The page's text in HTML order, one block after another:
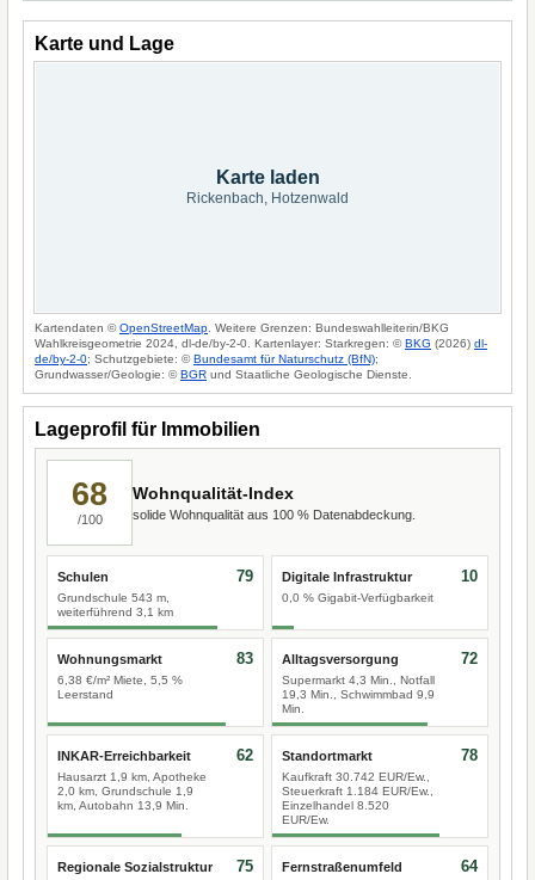
Karte und Lage
Karte laden
Rickenbach, Hotzenwald
Kartendaten ©OpenStreetMap . Weitere Grenzen: Bundeswahlleiterin/BKG
Wahlkreisgeometrie 2024, dl-de/by-2-0. Kartenlayer: Starkregen: ©BKG (2026) dl-
de/by-2-0; Schutzgebiete: ©Bundesamt für Naturschutz (BfN);
Grundwasser/Geologie: ©BGR und Staatliche Geologische Dienste.
Lageprofil für Immobilien
68
/100
Wohnqualität-Index
solide Wohnqualität aus 100 % Datenabdeckung.
Schulen
Grundschule 543 m,
weiterführend 3,1 km
79 Digitale Infrastruktur
0,0 % Gigabit-Verfügbarkeit
10
Wohnungsmarkt
6,38 €/m² Miete, 5,5 %
Leerstand
83 Alltagsversorgung
Supermarkt 4,3 Min., Notfall
19,3 Min., Schwimmbad 9,9
Min.
72
INKAR-Erreichbarkeit
Hausarzt 1,9 km, Apotheke
2,0 km, Grundschule 1,9
km, Autobahn 13,9 Min.
62 Standortmarkt
Kaufkraft 30.742 EUR/Ew.,
Steuerkraft 1.184 EUR/Ew.,
Einzelhandel 8.520
EUR/Ew.
78
Regionale Sozialstruktur 75 Fernstraßenumfeld 64